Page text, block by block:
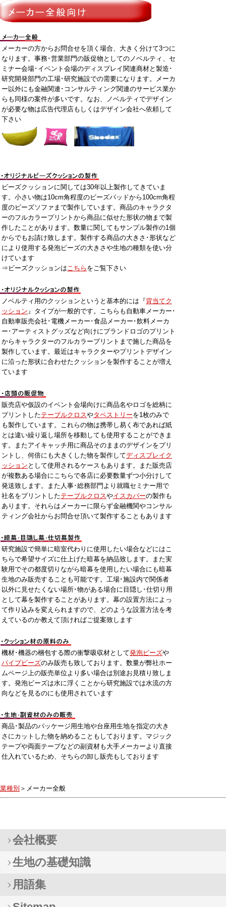
メーカーの方からお問合せを頂く場合、大きく分けて3つに
なります。事務･営業部門の販促物としてのノベルティ、セ
ミナー会場･イベント会場のディスプレイ関連商材と製造･
研究開発部門の工場･研究施設での需要になります。メーカ
ー以外にも金融関連･コンサルティング関連のサービス業か
らも同様の案件が多いです。なお、ノベルティでデザイン
が必要な物は広告代理店もしくはデザイン会社へ依頼して
下さい
ビーズクッションに関しては30年以上製作してきていま
す。小さい物は10cm角程度のビーズパッドから100cm角程
度のビーズソファまで製作しています。商品のキャラクタ
ーのフルカラープリントから商品に似せた形状の物まで製
作したことがあります。数量に関してもサンプル製作の1個
からでもお請け致します。製作する商品の大きさ･形状など
により使用する発泡ビーズの大きさや生地の種類を使い分
けています
⇒ビーズクッションはこちら をご覧下さい
ノベルティ用のクッションというと基本的には『背当てク
ッション』タイプが一般的です。こちらも自動車メーカー･
自動車販売会社･電機メーカー･食品メーカー･飲料メーカ
ー･アーティストグッズなど向けにブランドロゴのプリント
からキャラクターのフルカラープリントまで施した商品を
製作しています。最近はキャラクターやプリントデザイン
に沿った形状に合わせたクッションを製作することが増え
ています
販売店や仮設のイベント会場向けに商品名やロゴを総柄に
プリントしたテーブルクロスやタペストリーを1枚のみで
も製作しています。これらの物は携帯し易く布であれば紙
とは違い繰り返し場所を移動しても使用することができま
す。またアイキャッチ用に商品そのままのデザインをプリ
ントし、何倍にも大きくした物を製作してディスプレイク
ッション として使用されるケースもあります。また販売店
が複数ある場合にこちらで各店に必要数量ずつ小分けして
発送致します。また人事･総務部門より就職セミナー用で
社名をプリントしたテーブルクロスやイスカバーの製作も
あります。それらはメーカーに限らず金融機関やコンサル
ティング会社からお問合せ頂いて製作することもあります
研究施設で簡単に暗室代わりに使用したい場合などにはこ
ちらで希望サイズに仕上げた暗幕を納品致します。また実
験用でその都度切りながら暗幕を使用したい場合にも暗幕
生地のみ販売することも可能です。工場･施設内で関係者
以外に見せたくない場所･物がある場合に目隠し･仕切り用
として幕を製作することがあります。幕の設置方法によっ
て作り込みを変えられますので、どのような設置方法を考
えているのか教えて頂ければご提案致します
機材･機器の梱包する際の衝撃吸収材として発泡ビーズや
パイプビーズのみ販売も致しております。数量が弊社ホー
ムページ上の販売単位より多い場合は別途お見積り致しま
す。発泡ビーズは水に浮くことから研究施設では水流の方
向などを見るのにも使用されています
商品･製品のパッケージ用生地や台座用生地を指定の大き
さにカットした物を納めることもしております。マジック
テープや両面テープなどの副資材も大手メーカーより直接
仕入れているため、そちらの卸し販売もしております
業種別 ＞メーカー全般
会社概要
生地の基礎知識
用語集